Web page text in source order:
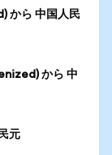
から 中国人民
から 中
元